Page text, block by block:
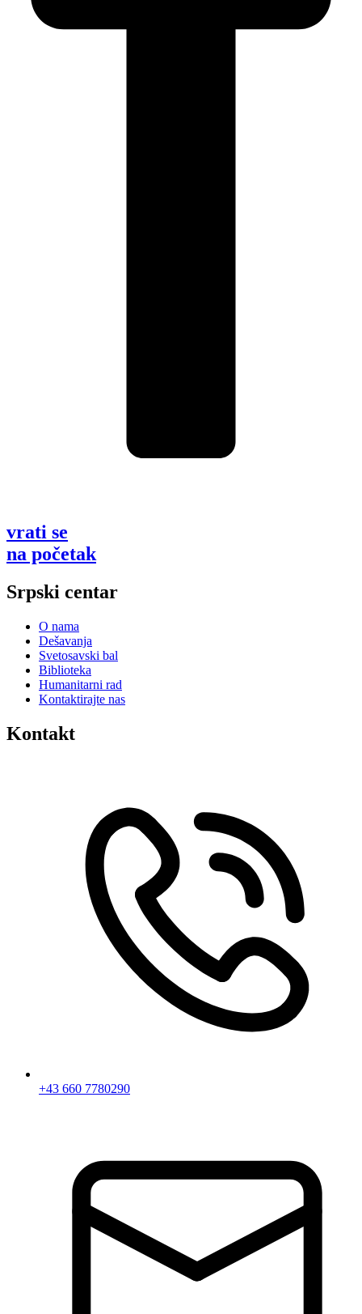
vrati se
na početak
Srpski centar
O nama
Dešavanja
Svetosavski bal
Biblioteka
Humanitarni rad
Kontaktirajte nas
Kontakt
+43 660 7780290